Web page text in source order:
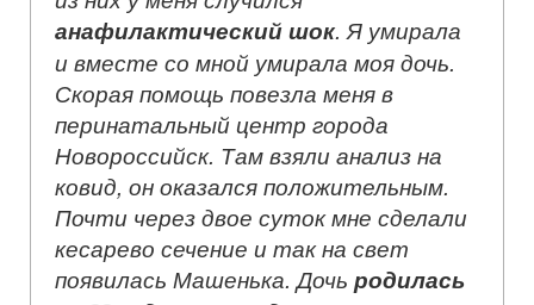
анафилактический шок. Я умирала
и вместе со мной умирала моя дочь.
Скорая помощь повезла меня в
перинатальный центр города
Новороссийск. Там взяли анализ на
ковид, он оказался положительным.
Почти через двое суток мне сделали
кесарево сечение и так на свет
появилась Машенька. Дочь родилась